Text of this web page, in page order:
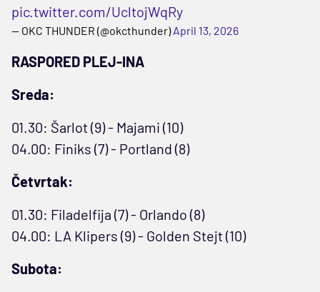
pic.twitter.com/UcltojWqRy
— OKC THUNDER (@okcthunder)April 13, 2026
RASPORED PLEJ-INA
Sreda:
01.30: Šarlot (9) - Majami (10)
04.00: Finiks (7) - Portland (8)
Četvrtak:
01.30: Filadelfija (7) - Orlando (8)
04.00: LA Klipers (9) - Golden Stejt (10)
Subota: